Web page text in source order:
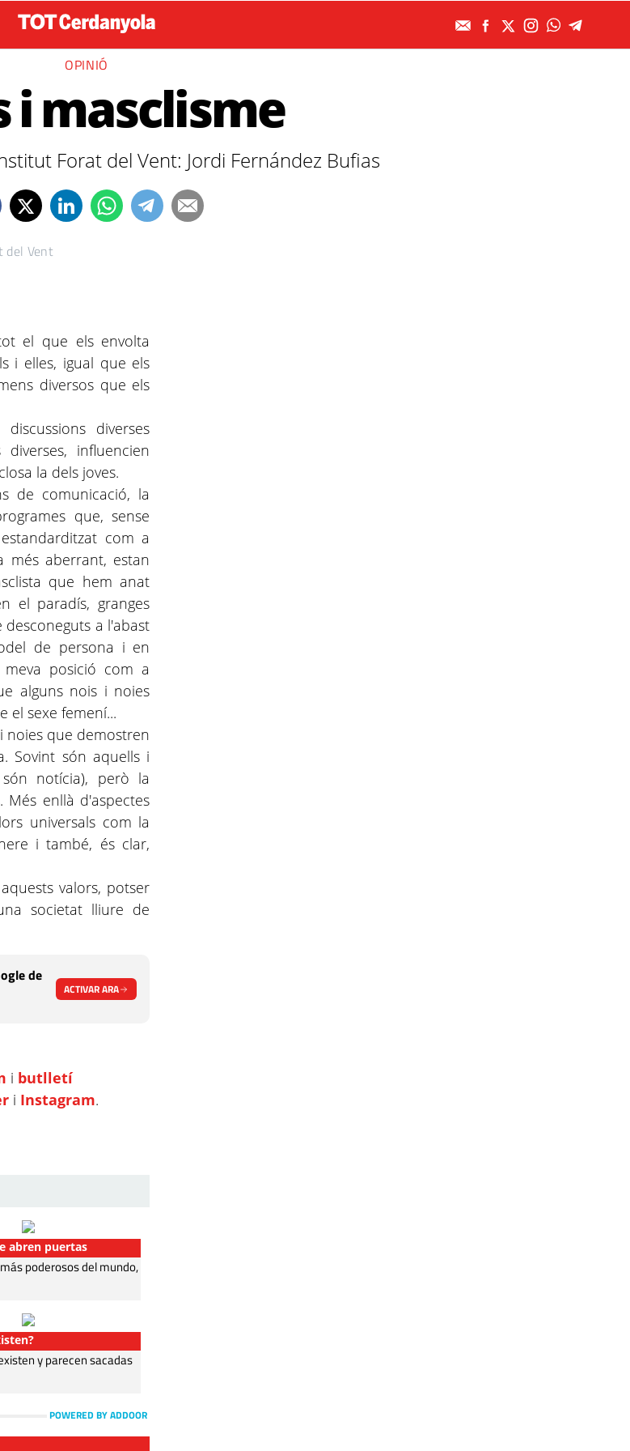
OPINIÓ
i masclisme
Forat del Vent: Jordi Fernández Bufias
del Vent
el que els envolta
i elles, igual que els
diversos que els
diverses
influencien
la dels joves.
de comunicació, la
que, sense
com a
més aberrant, estan
que hem anat
el paradís, granges
a l'abast
de persona i en
posició com a
alguns nois i noies
el sexe femení...
noies que demostren
Sovint són aquells i
notícia), però la
Més enllà d'aspectes
universals com la
i també, és clar,
valors, potser
societat lliure de
de
ACTIVAR ARA
i butlletí
i Instagram.
abren puertas
poderosos del mundo,
y parecen sacadas
POWERED BY ADDOOR